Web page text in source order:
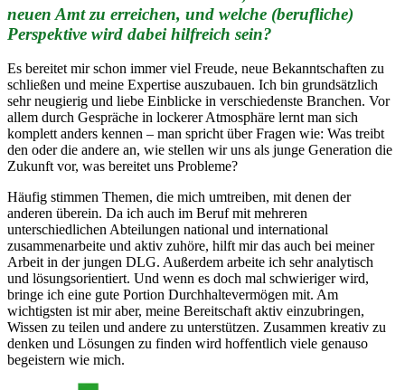
neuen Amt zu erreichen, und welche (berufliche)
Perspektive wird dabei hilfreich sein?
Es bereitet mir schon immer viel Freude, neue Bekanntschaften zu
schließen und meine Expertise auszubauen. Ich bin grundsätzlich
sehr neugierig und liebe Einblicke in verschiedenste Branchen. Vor
allem durch Gespräche in lockerer Atmosphäre lernt man sich
komplett anders kennen – man spricht über Fragen wie: Was treibt
den oder die andere an, wie stellen wir uns als junge Generation die
Zukunft vor, was bereitet uns Probleme?
Häufig stimmen Themen, die mich umtreiben, mit denen der
anderen überein. Da ich auch im Beruf mit mehreren
unterschiedlichen Abteilungen national und international
zusammenarbeite und aktiv zuhöre, hilft mir das auch bei meiner
Arbeit in der jungen DLG. Außerdem arbeite ich sehr analytisch
und lösungsorientiert. Und wenn es doch mal schwieriger wird,
bringe ich eine gute Portion Durchhaltevermögen mit. Am
wichtigsten ist mir aber, meine Bereitschaft aktiv einzubringen,
Wissen zu teilen und andere zu unterstützen. Zusammen kreativ zu
denken und Lösungen zu finden wird hoffentlich viele genauso
begeistern wie mich.